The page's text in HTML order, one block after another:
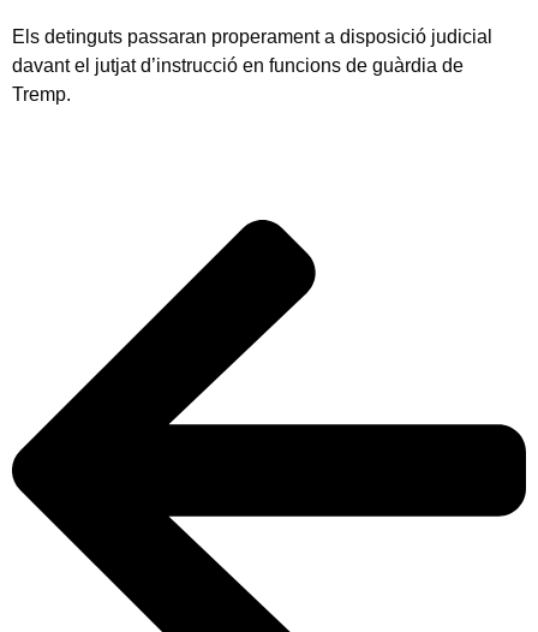
Els detinguts passaran properament a disposició judicial
davant el jutjat d’instrucció en funcions de guàrdia de
Tremp.